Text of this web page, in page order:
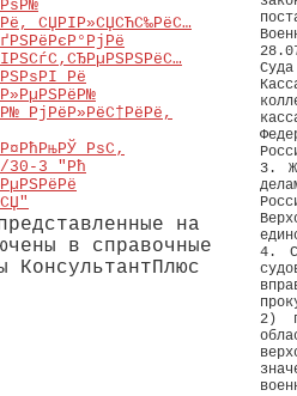
СЏРІР»СЏСЋС‰РёС…
Рё
РјРёР»РёС†РёРё,
РѕС‚
30-3 "Рћ
на
в справочные
КонсультантПлюс
3.
4. С
2)